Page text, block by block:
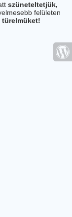
szüneteltetjük,
felületen